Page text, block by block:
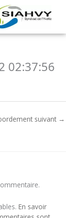
02:37:56
suivant →
En savoir